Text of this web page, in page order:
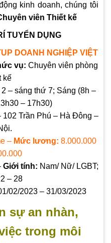
kinh doanh, chúng tôi
viên Thiết kế
TUYỂN DỤNG
DOANH NGHIỆP VIỆT
vụ: Chuyên viên phòng
kế
– sáng thứ 7; Sáng (8h –
– 17h30)
102 Trần Phú – Hà Đông –
– Mức lương: 8.000.000
Giới tính: Nam/ Nữ/ LGBT;
– 28
02/2023 – 31/03/2023
sự an nhàn,
trong môi